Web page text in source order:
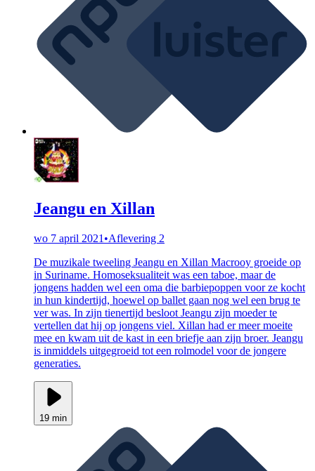
Jeangu en Xillan
wo 7 april 2021 •Aflevering 2
De muzikale tweeling Jeangu en Xillan Macrooy groeide op
in Suriname. Homoseksualiteit was een taboe, maar de
jongens hadden wel een oma die barbiepoppen voor ze kocht
in hun kindertijd, hoewel op ballet gaan nog wel een brug te
ver was. In zijn tienertijd besloot Jeangu zijn moeder te
vertellen dat hij op jongens viel. Xillan had er meer moeite
mee en kwam uit de kast in een briefje aan zijn broer. Jeangu
is inmiddels uitgegroeid tot een rolmodel voor de jongere
generaties.
19 min